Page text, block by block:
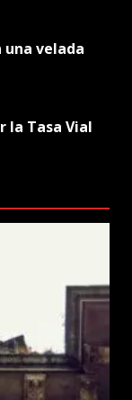
una velada
la Tasa Vial